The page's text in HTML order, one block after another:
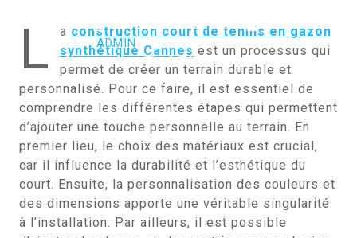
SEPTEMBRE 13, 2024
ADMIN
0 COMMENTS
0 TAGS
L a construction court de tennis en gazon
synthétique Cannes est un processus qui
permet de créer un terrain durable et
personnalisé. Pour ce faire, il est essentiel de
comprendre les différentes étapes qui permettent
d’ajouter une touche personnelle au terrain. En
premier lieu, le choix des matériaux est crucial,
car il influence la durabilité et l’esthétique du
court. Ensuite, la personnalisation des couleurs et
des dimensions apporte une véritable singularité
à l’installation. Par ailleurs, il est possible